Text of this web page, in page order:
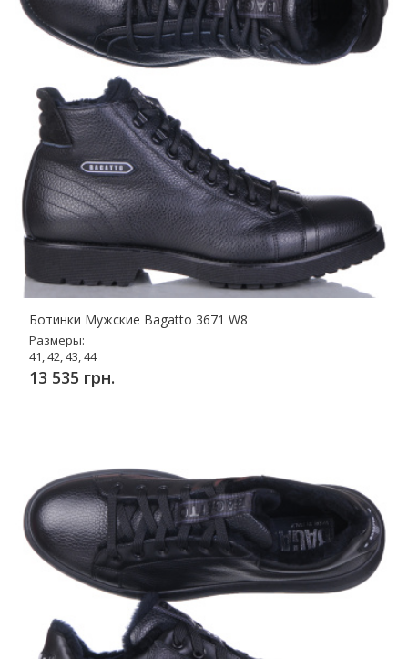
Ботинки Мужские Bagatto 3671 W8
Размеры:
41, 42, 43, 44
13 535 грн.